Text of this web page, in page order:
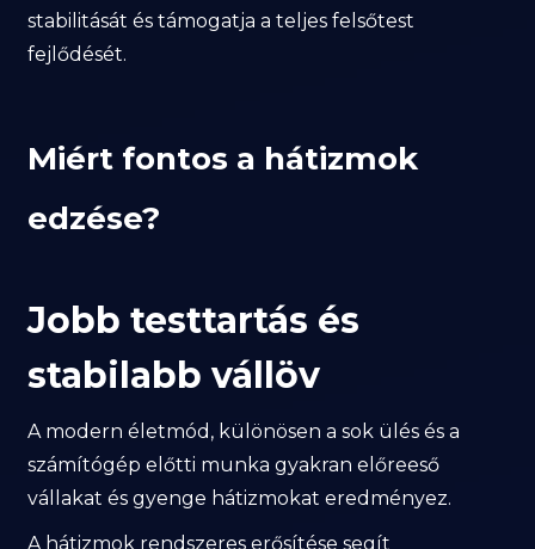
stabilitását és támogatja a teljes felsőtest
fejlődését.
Miért fontos a hátizmok
edzése?
Jobb testtartás és
stabilabb vállöv
A modern életmód, különösen a sok ülés és a
számítógép előtti munka gyakran előreeső
vállakat és gyenge hátizmokat eredményez.
A hátizmok rendszeres erősítése segít